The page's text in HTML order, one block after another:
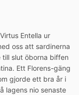
Entella ur
oss att sardinerna
slut öborna biffen
Ett Florens-gäng
gjorde ett bra år i
lagens nio senaste